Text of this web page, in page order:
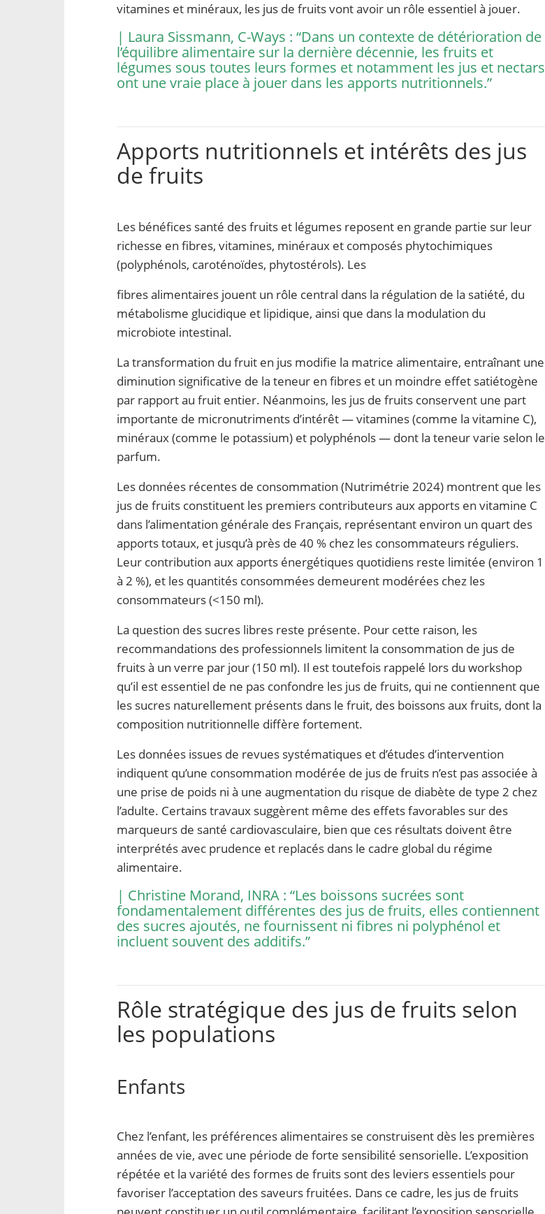
vitamines et minéraux, les jus de fruits vont avoir un rôle essentiel à jouer.
| Laura Sissmann, C-Ways : “Dans un contexte de détérioration de
l’équilibre alimentaire sur la dernière décennie, les fruits et
légumes sous toutes leurs formes et notamment les jus et nectars
ont une vraie place à jouer dans les apports nutritionnels.”
Apports nutritionnels et intérêts des jus
de fruits
Les bénéfices santé des fruits et légumes reposent en grande partie sur leur
richesse en fibres, vitamines, minéraux et composés phytochimiques
(polyphénols, caroténoïdes, phytostérols). Les
fibres alimentaires jouent un rôle central dans la régulation de la satiété, du
métabolisme glucidique et lipidique, ainsi que dans la modulation du
microbiote intestinal.
La transformation du fruit en jus modifie la matrice alimentaire, entraînant une
diminution significative de la teneur en fibres et un moindre effet satiétogène
par rapport au fruit entier. Néanmoins, les jus de fruits conservent une part
importante de micronutriments d’intérêt — vitamines (comme la vitamine C),
minéraux (comme le potassium) et polyphénols — dont la teneur varie selon le
parfum.
Les données récentes de consommation (Nutrimétrie 2024) montrent que les
jus de fruits constituent les premiers contributeurs aux apports en vitamine C
dans l’alimentation générale des Français, représentant environ un quart des
apports totaux, et jusqu’à près de 40 % chez les consommateurs réguliers.
Leur contribution aux apports énergétiques quotidiens reste limitée (environ 1
à 2 %), et les quantités consommées demeurent modérées chez les
consommateurs (<150 ml).
La question des sucres libres reste présente. Pour cette raison, les
recommandations des professionnels limitent la consommation de jus de
fruits à un verre par jour (150 ml). Il est toutefois rappelé lors du workshop
qu’il est essentiel de ne pas confondre les jus de fruits, qui ne contiennent que
les sucres naturellement présents dans le fruit, des boissons aux fruits, dont la
composition nutritionnelle diffère fortement.
Les données issues de revues systématiques et d’études d’intervention
indiquent qu’une consommation modérée de jus de fruits n’est pas associée à
une prise de poids ni à une augmentation du risque de diabète de type 2 chez
l’adulte. Certains travaux suggèrent même des effets favorables sur des
marqueurs de santé cardiovasculaire, bien que ces résultats doivent être
interprétés avec prudence et replacés dans le cadre global du régime
alimentaire.
| Christine Morand, INRA : “Les boissons sucrées sont
fondamentalement différentes des jus de fruits, elles contiennent
des sucres ajoutés, ne fournissent ni fibres ni polyphénol et
incluent souvent des additifs.”
Rôle stratégique des jus de fruits selon
les populations
Enfants
Chez l’enfant, les préférences alimentaires se construisent dès les premières
années de vie, avec une période de forte sensibilité sensorielle. L’exposition
répétée et la variété des formes de fruits sont des leviers essentiels pour
favoriser l’acceptation des saveurs fruitées. Dans ce cadre, les jus de fruits